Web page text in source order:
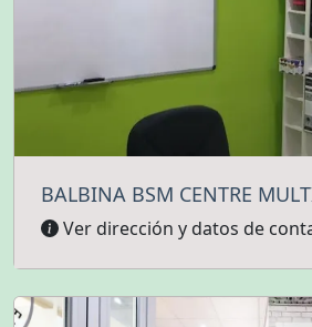
BALBINA BSM CENTRE
Ver dirección y datos de